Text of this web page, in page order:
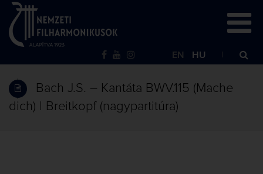
EN HU
Bach J.S. – Kantáta BWV.115 (Mache
dich) | Breitkopf (nagypartitúra)